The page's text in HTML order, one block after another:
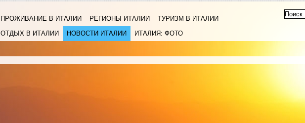
ПРОЖИВАНИЕ В ИТАЛИИ РЕГИОНЫ ИТАЛИИ
ТУРИЗМ В ИТАЛИИ
ОТДЫХ В ИТАЛИИ
НОВОСТИ ИТАЛИИ ИТАЛИЯ: ФОТО